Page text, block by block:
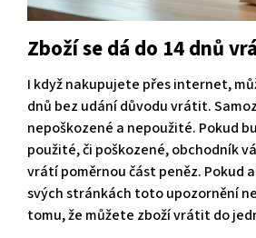
Zboží se dá do 14 dnů
I když nakupujete přes internet,
dnů bez udání důvodu vrátit.
nepoškozené a nepoužité. Pokud
použité, či poškozené, obchodník
vrátí poměrnou část peněz. Pokud
svých stránkách toto upozornění
tomu, že můžete zboží vrátit do